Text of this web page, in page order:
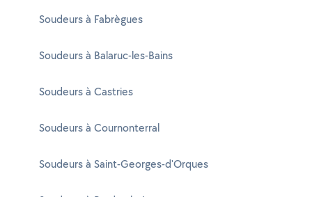
Soudeurs à Fabrègues
Soudeurs à Balaruc-les-Bains
Soudeurs à Castries
Soudeurs à Cournonterral
Soudeurs à Saint-Georges-d'Orques